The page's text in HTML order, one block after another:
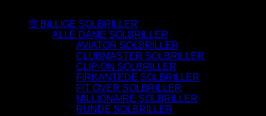
🤑 BILLIGE SOLBRILLER
ALLE DAME SOLBRILLER
AVIATOR SOLBRILLER
CLUBMASTER SOLBRILLER
CLIP-ON SOLBRILLER
FIRKANTEDE SOLBRILLER
FIT OVER SOLBRILLER
MILLIONAIRE SOLBRILLER
RUNDE SOLBRILLER